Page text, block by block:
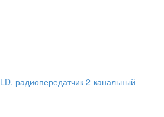
радиопередатчик 2-канальный